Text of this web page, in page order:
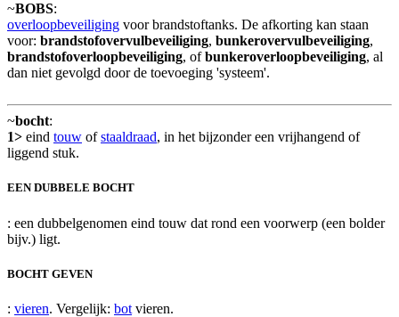
~BOBS:
overloopbeveiliging voor brandstoftanks. De afkorting kan staan
voor: brandstofovervulbeveiliging, bunkerovervulbeveiliging,
brandstofoverloopbeveiliging, ofbunkeroverloopbeveiliging, al
dan niet gevolgd door de toevoeging 'systeem'.
~bocht:
1> eind touw ofstaaldraad, in het bijzonder een vrijhangend of
liggend stuk.
EEN DUBBELE BOCHT
: een dubbelgenomen eind touw dat rond een voorwerp (een bolder
bijv.) ligt.
BOCHT GEVEN
: vieren. Vergelijk: bot vieren.